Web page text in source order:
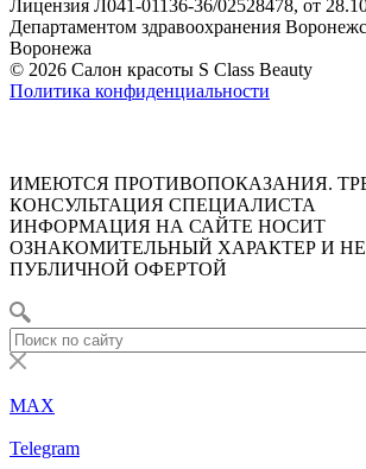
Лицензия Л041-01136-36/02528478, от
Департаментом здравоохранения
Воронежа
© 2026 Салон красоты S Class Beauty
Политика конфиденциальности
ИМЕЮТСЯ ПРОТИВОПОКАЗАНИЯ.
КОНСУЛЬТАЦИЯ СПЕЦИАЛИСТА
ИНФОРМАЦИЯ НА САЙТЕ НОСИТ
ОЗНАКОМИТЕЛЬНЫЙ ХАРАКТЕР И
ПУБЛИЧНОЙ ОФЕРТОЙ
MAX
Telegram